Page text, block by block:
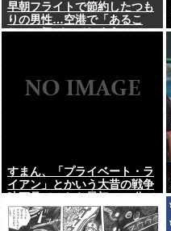
早朝フライトで節約したつも
りの男性…空港で「あるこ
と」に気づいてしまう
すまん、「プライベート・ラ
イアン」とかいう大昔の戦争
地獄なんだが…これずっと続
く感じ？